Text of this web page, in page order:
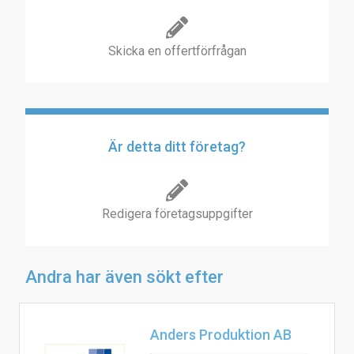
Skicka en offertförfrågan
Är detta ditt företag?
Redigera företagsuppgifter
Andra har även sökt efter
Anders Produktion AB